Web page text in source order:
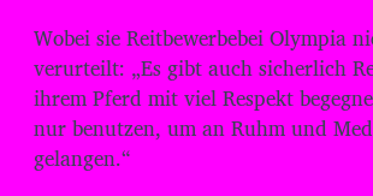
Wobei sie Reitbewerbebei Olympia
verurteilt: „Es gibt auch sicherlich
ihrem Pferd mit viel Respekt
nur benutzen, um an Ruhm und
gelangen.“